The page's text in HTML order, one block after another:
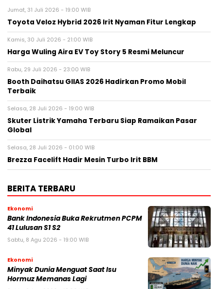
Jumat, 31 Juli 2026 - 19:00 WIB
Toyota Veloz Hybrid 2026 Irit Nyaman Fitur Lengkap
Kamis, 30 Juli 2026 - 21:00 WIB
Harga Wuling Aira EV Toy Story 5 Resmi Meluncur
Rabu, 29 Juli 2026 - 23:00 WIB
Booth Daihatsu GIIAS 2026 Hadirkan Promo Mobil
Terbaik
Selasa, 28 Juli 2026 - 19:00 WIB
Skuter Listrik Yamaha Terbaru Siap Ramaikan Pasar
Global
Selasa, 28 Juli 2026 - 01:00 WIB
Brezza Facelift Hadir Mesin Turbo Irit BBM
BERITA TERBARU
Ekonomi
Bank Indonesia Buka Rekrutmen PCPM
41 Lulusan S1 S2
Sabtu, 8 Agu 2026 - 19:00 WIB
Ekonomi
Minyak Dunia Menguat Saat Isu
Hormuz Memanas Lagi